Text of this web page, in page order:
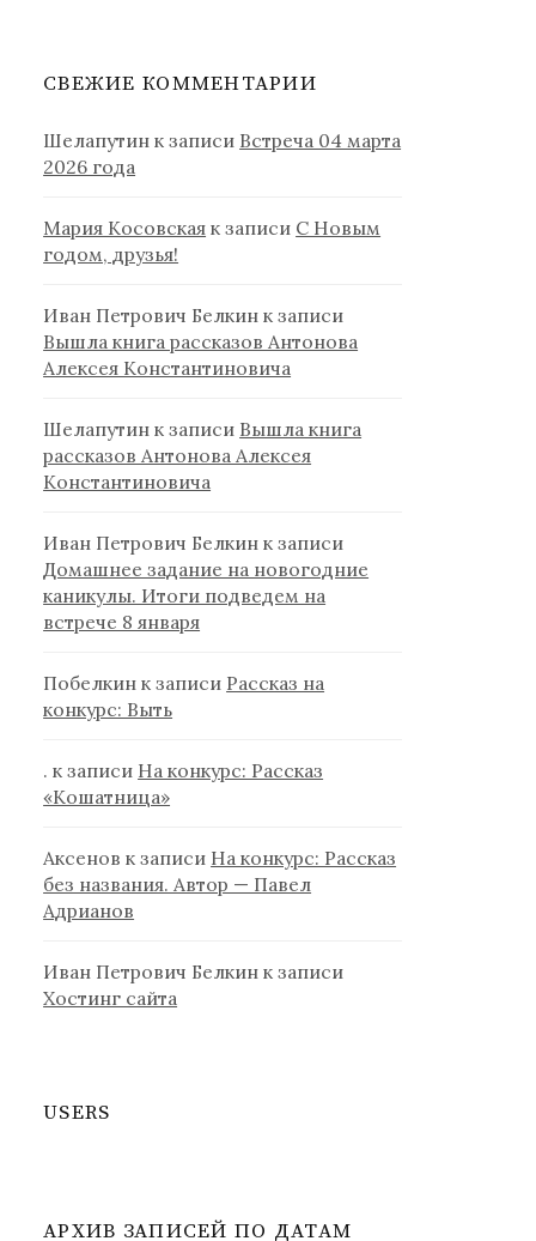
СВЕЖИЕ КОММЕНТАРИИ
Шелапутин к записи Встреча 04 марта
2026 года
Мария Косовская к записи С Новым
годом, друзья!
Иван Петрович Белкин к записи
Вышла книга рассказов Антонова
Алексея Константиновича
Шелапутин к записи Вышла книга
рассказов Антонова Алексея
Константиновича
Иван Петрович Белкин к записи
Домашнее задание на новогодние
каникулы. Итоги подведем на
встрече 8 января
Побелкин к записи Рассказ на
конкурс: Выть
. к записи На конкурс: Рассказ
«Кошатница»
Аксенов к записи На конкурс: Рассказ
без названия. Автор — Павел
Адрианов
Иван Петрович Белкин к записи
Хостинг сайта
USERS
АРХИВ ЗАПИСЕЙ ПО ДАТАМ